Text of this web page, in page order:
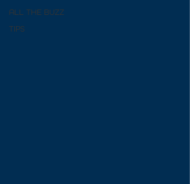
ALL THE BUZZ
TIPS